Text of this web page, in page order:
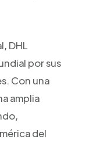
DHL
por sus
Con una
amplia
del